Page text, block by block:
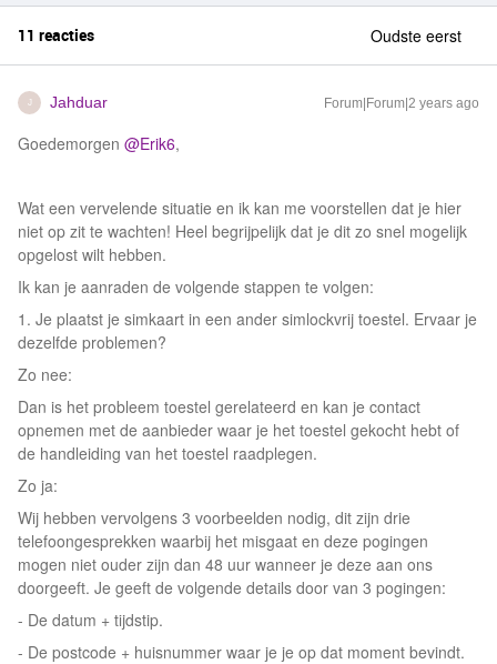
11 reacties Oudste eerst
J Jahduar Forum|Forum|2 years ago
Goedemorgen @Erik6,
Wat een vervelende situatie en ik kan me voorstellen dat je hier
niet op zit te wachten! Heel begrijpelijk dat je dit zo snel mogelijk
opgelost wilt hebben.
Ik kan je aanraden de volgende stappen te volgen:
1. Je plaatst je simkaart in een ander simlockvrij toestel. Ervaar je
dezelfde problemen?
Zo nee:
Dan is het probleem toestel gerelateerd en kan je contact
opnemen met de aanbieder waar je het toestel gekocht hebt of
de handleiding van het toestel raadplegen.
Zo ja:
Wij hebben vervolgens 3 voorbeelden nodig, dit zijn drie
telefoongesprekken waarbij het misgaat en deze pogingen
mogen niet ouder zijn dan 48 uur wanneer je deze aan ons
doorgeeft. Je geeft de volgende details door van 3 pogingen:
- De datum + tijdstip.
- De postcode + huisnummer waar je je op dat moment bevindt.